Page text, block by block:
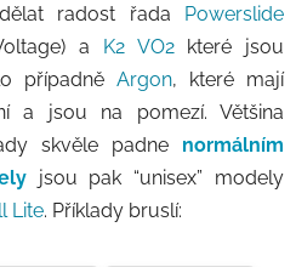
radost řada Powerslide
a K2 VO2které jsou
případně Argon, které mají
a jsou na pomezí. Většina
skvěle padne normálním
jsou pak “unisex” modely
Lite. Příklady bruslí: